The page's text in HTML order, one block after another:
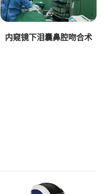
内窥镜下泪囊鼻腔吻合术